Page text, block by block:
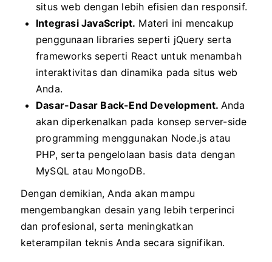
situs web dengan lebih efisien dan responsif.
Integrasi JavaScript. Materi ini mencakup
penggunaan libraries seperti jQuery serta
frameworks seperti React untuk menambah
interaktivitas dan dinamika pada situs web
Anda.
Dasar-Dasar Back-End Development. Anda
akan diperkenalkan pada konsep server-side
programming menggunakan Node.js atau
PHP, serta pengelolaan basis data dengan
MySQL atau MongoDB.
Dengan demikian, Anda akan mampu
mengembangkan desain yang lebih terperinci
dan profesional, serta meningkatkan
keterampilan teknis Anda secara signifikan.